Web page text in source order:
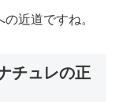
近道ですね。
チュレの正